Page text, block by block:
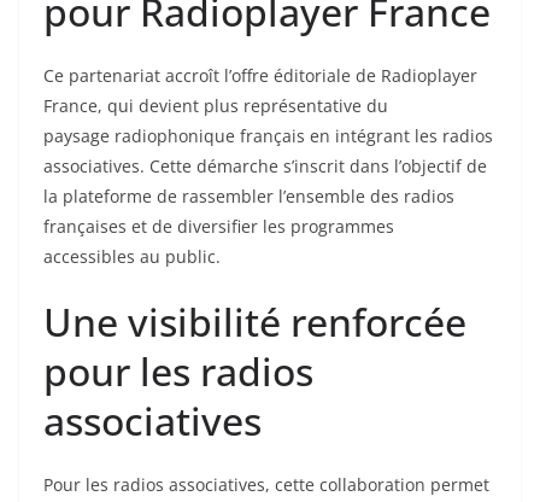
pour Radioplayer France
Ce partenariat accroît l’offre éditoriale de Radioplayer
France, qui devient plus représentative du
paysage radiophonique français en intégrant les radios
associatives. Cette démarche s’inscrit dans l’objectif de
la plateforme de rassembler l’ensemble des radios
françaises et de diversifier les programmes
accessibles au public.
Une visibilité renforcée
pour les radios
associatives
Pour les radios associatives, cette collaboration permet